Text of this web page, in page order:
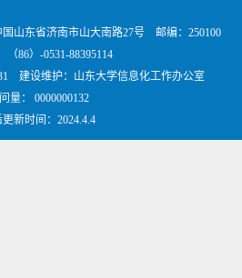
山东省济南市山大南路27号 邮编：250100
（86）-0531-88395114
建设维护：山东大学信息化工作办公室
量： 0000000132
新时间： 2024.4.4